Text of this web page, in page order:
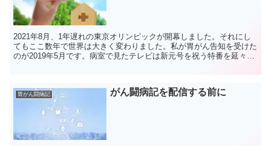
2021年8月、1年遅れの東京オリンピックが開幕しました。それにし
てもここ数年で世界は大きく変わりました。私が胃がん告知を受けた
のが2019年5月です。病室で見たテレビは新元号を祝う特番を延々と
胃がん闘病記 がん闘病記を配信する前に